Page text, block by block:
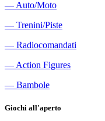
― Auto/Moto
― Trenini/Piste
― Radiocomandati
― Action Figures
― Bambole
Giochi all'aperto